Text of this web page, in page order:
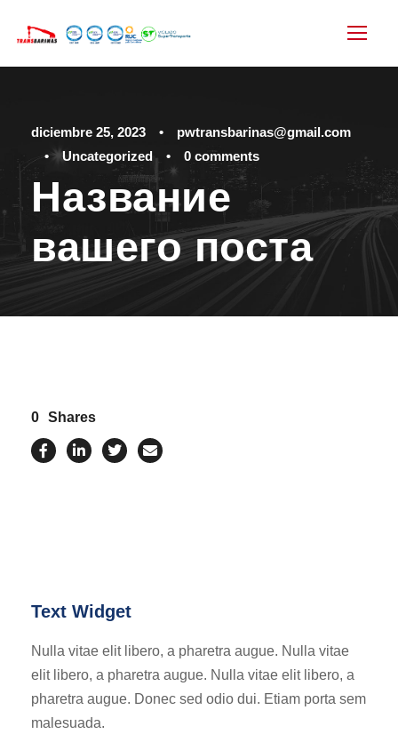
diciembre 25, 2023 •
pwtransbarinas@gmail.com
•
Uncategorized • 0 comments
Название
вашего поста
0 Shares
Text Widget
Nulla vitae elit libero, a pharetra augue. Nulla vitae
elit libero, a pharetra augue. Nulla vitae elit libero, a
pharetra augue. Donec sed odio dui. Etiam porta sem
malesuada.